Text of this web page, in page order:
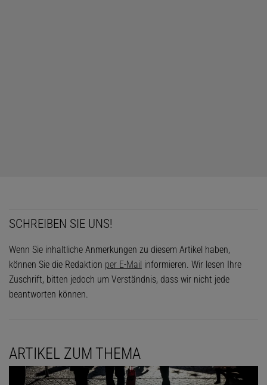
SCHREIBEN SIE UNS!
Wenn Sie inhaltliche Anmerkungen zu diesem Artikel haben,
können Sie die Redaktion per E-Mail informieren. Wir lesen Ihre
Zuschrift, bitten jedoch um Verständnis, dass wir nicht jede
beantworten können.
ARTIKEL ZUM THEMA